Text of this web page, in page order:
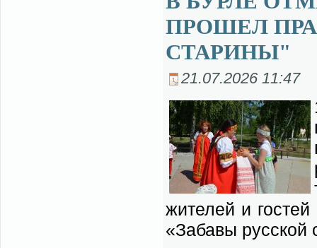
ПРОШЕЛ
СТАРИНЫ"
21.07.2026 11:47
жи­те­лей и
«За­ба­вы рус­ской